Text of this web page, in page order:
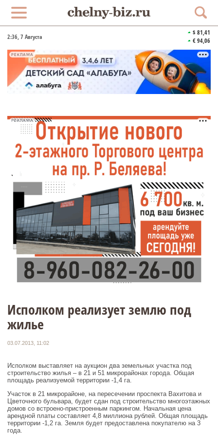
2:36, 7 Августа
$ 81,41
€ 94,06
РЕКЛАМА
РЕКЛАМА
Исполком реализует землю под
жилье
03.07.2013, 11:02
Исполком выставляет на аукцион два земельных участка под
строительство жилья – в 21 и 51 микрорайонах города. Общая
площадь реализуемой территории -1,4 га.
Участок в 21 микрорайоне, на пересечении проспекта Вахитова и
Цветочного бульвара, будет сдан под строительство многоэтажных
домов со встроено-пристроенным паркингом. Начальная цена
арендной платы составляет 4,8 миллиона рублей. Общая площадь
территории -1,2 га. Земля будет предоставлена покупателю на 3
года.